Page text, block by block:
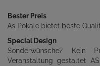
Bester Preis
As Pokale bietet beste
Special Design
Sonderwünsche? Kein
Veranstaltung gestaltet